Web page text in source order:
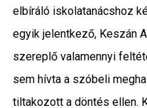
Sport
Kapcsolat
elbíráló iskolatanácshoz
egyik jelentkező, Keszán
szereplő valamennyi
sem hívta a szóbeli
tiltakozott a döntés ellen.